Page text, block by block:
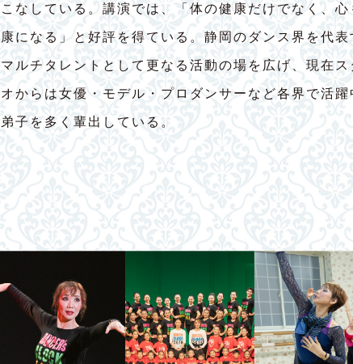
こなしている。講演では、「体の健康だけでなく、心
康になる」と好評を得ている。静岡のダンス界を代表
マルチタレントとして更なる活動の場を広げ、現在ス
オからは女優・モデル・プロダンサーなど各界で活躍
弟子を多く輩出している。